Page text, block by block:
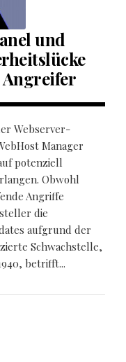
und
Webserver-
Manager
potenziell
Obwohl
Angriffe
die
aufgrund der
Schwachstelle,
betrifft...